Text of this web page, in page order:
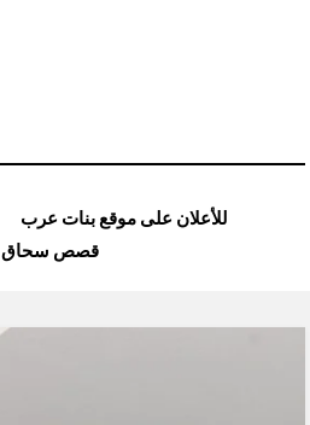
للأعلان على موقع بنات عرب
قصص سحاق